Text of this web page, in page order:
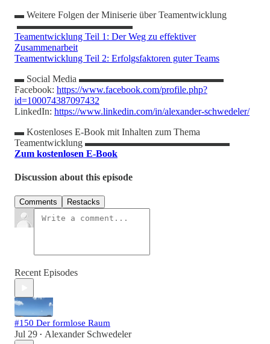
▬ Weitere Folgen der Miniserie über Teamentwicklung
▬▬▬▬▬▬▬▬▬▬▬▬
Teamentwicklung Teil 1: Der Weg zu effektiver
Zusammenarbeit
Teamentwicklung Teil 2: Erfolgsfaktoren guter Teams
▬ Social Media ▬▬▬▬▬▬▬▬▬▬▬▬▬▬▬
Facebook: https://www.facebook.com/profile.php?
id=100074387097432
LinkedIn: https://www.linkedin.com/in/alexander-schwedeler/
▬ Kostenloses E-Book mit Inhalten zum Thema
Teamentwicklung ▬▬▬▬▬▬▬▬▬▬▬▬▬▬▬
Zum kostenlosen E-Book
Discussion about this episode
Comments Restacks
Recent Episodes
#150 Der formlose Raum
Jul 29 • Alexander Schwedeler